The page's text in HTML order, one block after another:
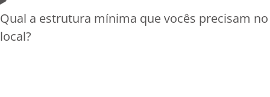
Qual a estrutura mínima que vocês precisam no
local?